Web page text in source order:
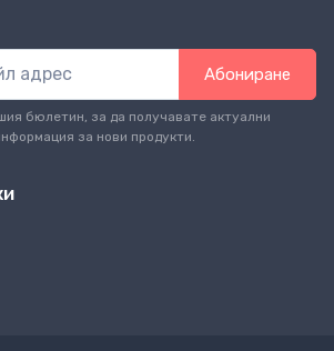
Абониране
бюлетин, за да получавате актуални
за нови продукти.